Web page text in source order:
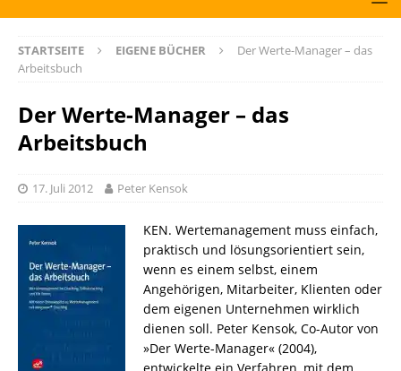
STARTSEITE EIGENE BÜCHER
Der Werte-Manager – das
Arbeitsbuch
Der Werte-Manager – das
Arbeitsbuch
17. Juli 2012 Peter Kensok
KEN. Wertemanagement muss einfach,
praktisch und lösungsorientiert sein,
wenn es einem selbst, einem
Angehörigen, Mitarbeiter, Klienten oder
dem eigenen Unternehmen wirklich
dienen soll. Peter Kensok, Co-Autor von
»Der Werte-Manager« (2004),
entwickelte ein Verfahren, mit dem